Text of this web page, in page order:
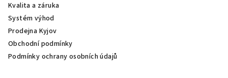
Kvalita a záruka
Systém výhod
Prodejna Kyjov
Obchodní podmínky
Podmínky ochrany osobních údajů